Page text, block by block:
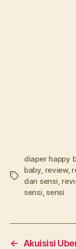
Tags
diaper happy
baby, review,
dan sensi,
sensi, sensi
←
Akuisisi